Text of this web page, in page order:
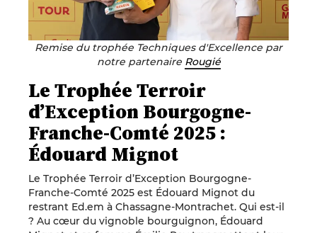
Remise du trophée Techniques d'Excellence par
notre partenaire Rougié
Le Trophée Terroir
d’Exception Bourgogne-
Franche-Comté 2025 :
Édouard Mignot
Le Trophée Terroir d’Exception Bourgogne-
Franche-Comté 2025 est Édouard Mignot du
restrant Ed.em à Chassagne-Montrachet. Qui est-il
? Au cœur du vignoble bourguignon, Édouard